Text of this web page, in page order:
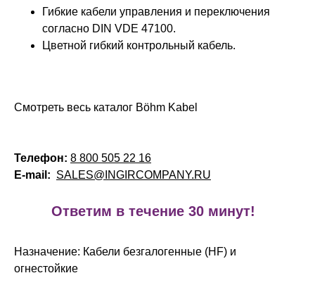
Гибкие кабели управления и переключения
согласно DIN VDE 47100.
Цветной гибкий контрольный кабель.
Смотреть весь каталог Böhm Kabel
Телефон: 8 800 505 22 16
E-mail: SALES@INGIRCOMPANY.RU
Ответим в течение 30 минут!
Назначение: Кабели безгалогенные (HF) и
огнестойкие